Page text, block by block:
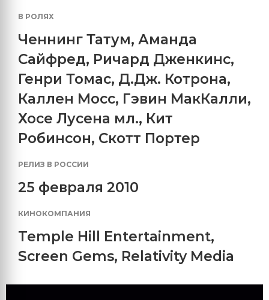
В РОЛЯХ
Ченнинг Татум, Аманда
Сайфред, Ричард Дженкинс,
Генри Томас, Д.Дж. Котрона,
Каллен Мосс, Гэвин МакКалли,
Хосе Лусена мл., Кит
Робинсон, Скотт Портер
РЕЛИЗ В РОССИИ
25 февраля 2010
КИНОКОМПАНИЯ
Temple Hill Entertainment,
Screen Gems, Relativity Media